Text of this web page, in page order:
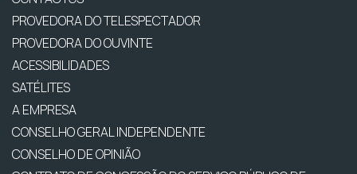
PROVEDORA DO TELESPECTADOR
PROVEDORA DO OUVINTE
ACESSIBILIDADES
SATÉLITES
A EMPRESA
CONSELHO GERAL INDEPENDENTE
CONSELHO DE OPINIÃO